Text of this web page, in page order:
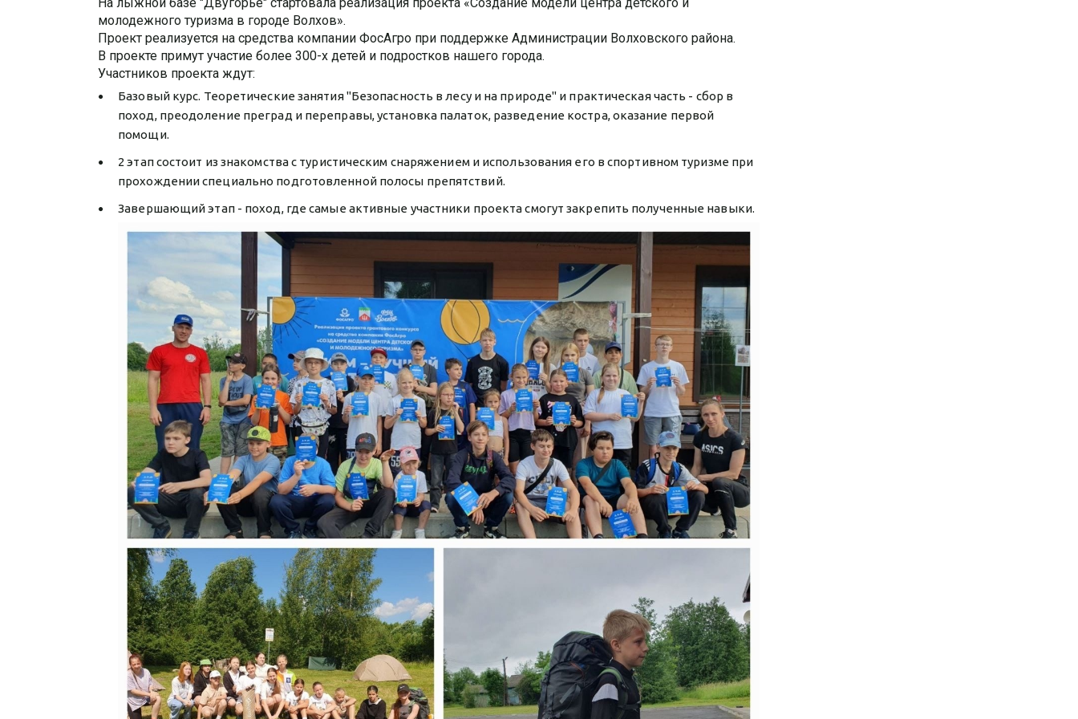
молодежного туризма в городе Волхов».
Проект реализуется на средства компании ФосАгро при поддержке Администрации Волховского района.
В проекте примут участие более 300-х детей и подростков нашего города.
Участников проекта ждут:
Базовый курс. Теоретические занятия "Безопасность в лесу и на природе" и практическая часть - сбор в
поход, преодоление преград и переправы, установка палаток, разведение костра, оказание первой
помощи.
2 этап состоит из знакомства с туристическим снаряжением и использования его в спортивном туризме при
прохождении специально подготовленной полосы препятствий.
Завершающий этап - поход, где самые активные участники проекта смогут закрепить полученные навыки.